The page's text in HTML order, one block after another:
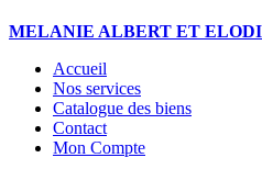
MELANIE ALBERT ET
Accueil
Nos services
Catalogue des biens
Contact
Mon Compte